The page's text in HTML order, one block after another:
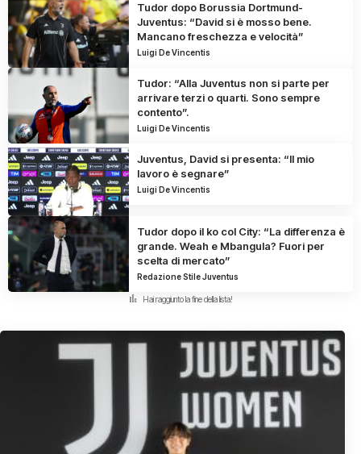
Tudor dopo Borussia Dortmund-
Juventus: “David si è mosso bene.
Mancano freschezza e velocità”
Luigi De Vincentis
Tudor: “Alla Juventus non si parte per
arrivare terzi o quarti. Sono sempre
contento”.
Luigi De Vincentis
Juventus, David si presenta: “Il mio
lavoro è segnare”
Luigi De Vincentis
Tudor dopo il ko col City: “La differenza è
grande. Weah e Mbangula? Fuori per
scelta di mercato”
Redazione Stile Juventus
Hai raggiunto la fine della lista!